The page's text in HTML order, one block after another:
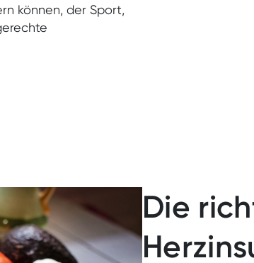
Telemonitoring
können, der Sport,
Die